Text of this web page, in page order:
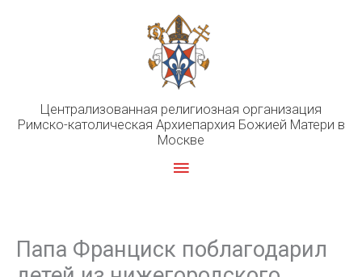
Централизованная религиозная организация
Римско-католическая Архиепархия Божией Матери в
Москве
Главное
Папа Франциск поблагодарил